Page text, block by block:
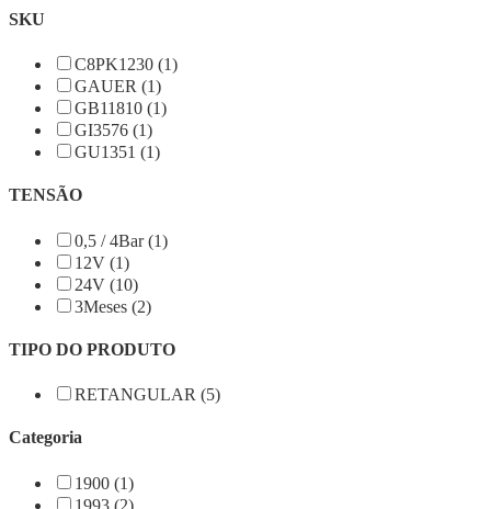
SKU
C8PK1230 (1)
GAUER (1)
GB11810 (1)
GI3576 (1)
GU1351 (1)
TENSÃO
0,5 / 4Bar (1)
12V (1)
24V (10)
3Meses (2)
TIPO DO PRODUTO
RETANGULAR (5)
Categoria
1900 (1)
1993 (2)